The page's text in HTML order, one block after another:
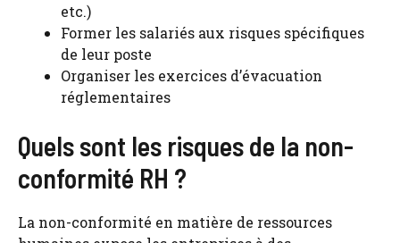
etc.)
Former les salariés aux risques spécifiques
de leur poste
Organiser les exercices d’évacuation
réglementaires
Quels sont les risques de la non-
conformité RH ?
La non-conformité en matière de ressources